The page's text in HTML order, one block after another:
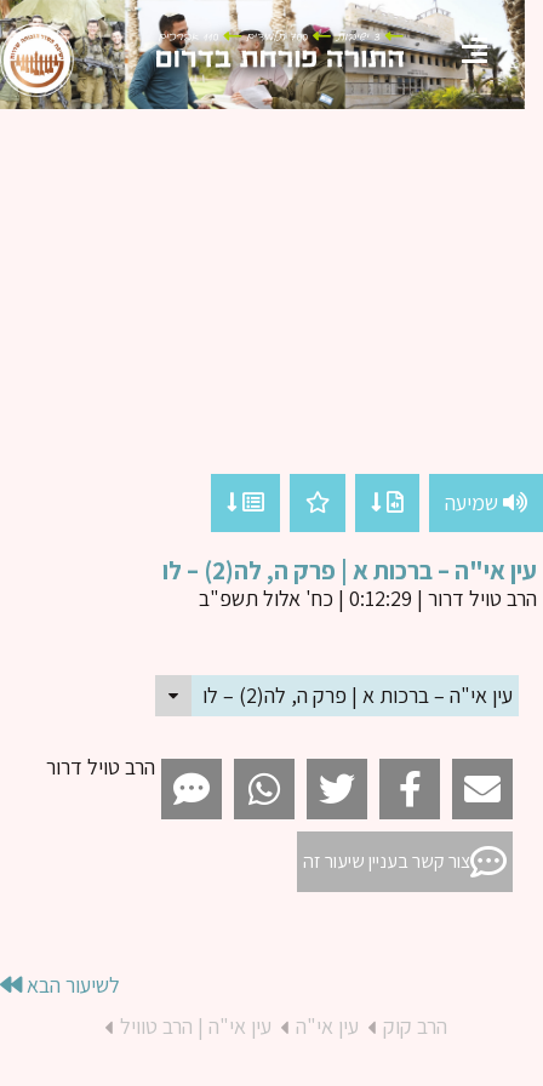
שמיעה
אי"ה – ברכות א | פרק ה, לה(2) – לו
טויל דרור| 0:12:29 | כח' אלול תשפ"ב
עין אי"ה – ברכות א | פרק ה, לה(2) – לו
הרב טויל דרור
צור קשר בעניין שיעור זה
לשיעור הבא
הרב קוק
עין אי"ה עין אי"ה | הרב טוויל